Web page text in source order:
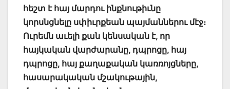
հեշտ է հայ մարդու ինքնութիւնը
կորսնցնելը սփիւրքեան պայմաններու մէջ։
Ուրեմն աւելի քան կենսական է, որ
հայկական վարժարանը, դպրոցը, հայ
դպրոցը, հայ քաղաքական կառռոյցները,
հասարակական մշակութային,